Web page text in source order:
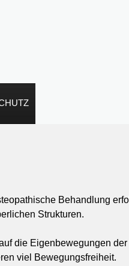
Behandlung
Strukturen.
die Eigenbewegungen
viel Bewegungsfreiheit.